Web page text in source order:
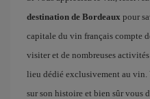
destination de Bordeaux pour
capitale du vin français compte
visiter et de nombreuses
lieu dédié exclusivement au vin.
sur son histoire et bien sûr vous